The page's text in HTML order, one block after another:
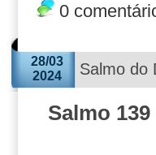
0
28/03
2024
Salmo do
Salmo 139